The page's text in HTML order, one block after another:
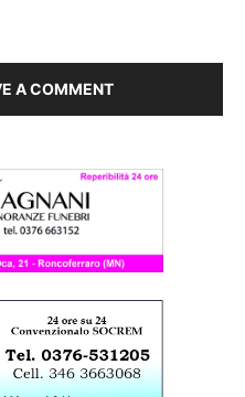
A COMMENT